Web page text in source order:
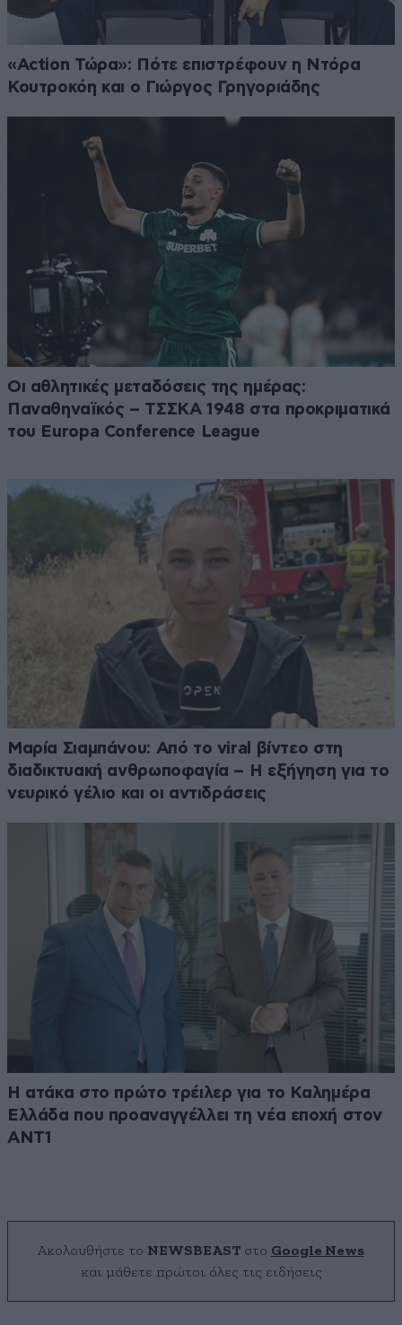
«Action Τώρα»: Πότε επιστρέφουν η Ντόρα
Κουτροκόη και ο Γιώργος Γρηγοριάδης
Οι αθλητικές μεταδόσεις της ημέρας:
Παναθηναϊκός – ΤΣΣΚΑ 1948 στα προκριματικά
του Europa Conference League
Μαρία Σιαμπάνου: Από το viral βίντεο στη
διαδικτυακή ανθρωποφαγία – Η εξήγηση για το
νευρικό γέλιο και οι αντιδράσεις
Η ατάκα στο πρώτο τρέιλερ για το Καλημέρα
Ελλάδα που προαναγγέλλει τη νέα εποχή στον
ΑΝΤ1
Ακολουθήστε το NEWSBEAST στο Google News
και μάθετε πρώτοι όλες τις ειδήσεις